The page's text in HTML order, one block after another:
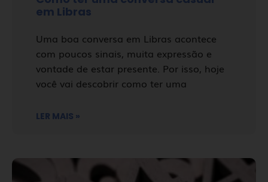
em Libras
Uma boa conversa em Libras acontece
com poucos sinais, muita expressão e
vontade de estar presente. Por isso, hoje
você vai descobrir como ter uma
LER MAIS »